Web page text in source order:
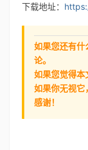
下载地址：
如果您还有什
论。
如果您觉得本
如果你无视它
感谢！